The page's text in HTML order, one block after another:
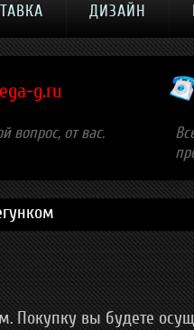
ДИЗАЙН
g.ru
вопрос, от вас.
Покупку вы будете